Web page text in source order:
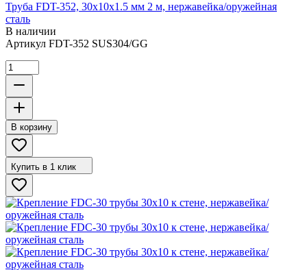
Труба FDT-352, 30х10х1.5 мм 2 м, нержавейка/оружейная
сталь
В наличии
Артикул FDT-352 SUS304/GG
В корзину
Купить в 1 клик